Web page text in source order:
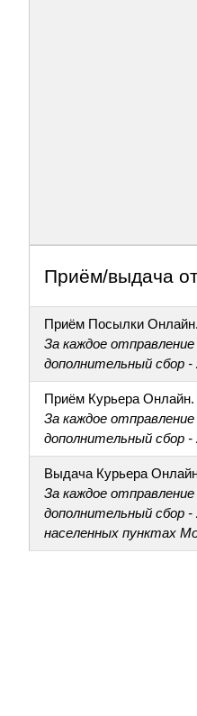
Приём/выдача
Приём Посылки Онлайн.
За каждое
дополнительный сбор
Приём Курьера Онлайн.
За каждое
дополнительный сбор
Выдача Курьера
За каждое
дополнительный сбор
населенных пунктах